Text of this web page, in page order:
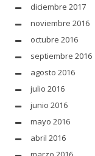
diciembre 2017
noviembre 2016
octubre 2016
septiembre 2016
agosto 2016
julio 2016
junio 2016
mayo 2016
abril 2016